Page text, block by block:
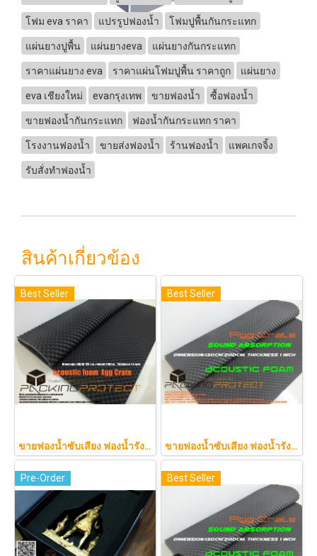
โฟม eva ราคา แปรรูปฟองน้ำ โฟมปูพื้นกันกระแทก
แผ่นยางปูพื้น แผ่นยางeva แผ่นยางกันกระแทก
ราคาแผ่นยาง eva ราคาแผ่นโฟมปูพื้น ราคาถูก แผ่นยาง
eva เชียงใหม่ evaกรุงเทพ ขายฟองน้ำ ซื้อฟองน้ำ
ขายฟองน้ำกันกระแทก ฟองน้ำกันกระแทก ราคา
โรงงานฟองน้ำ ขายส่งฟองน้ำ ร้านฟองน้ำ แพคเกจจิ้ง
รับสั่งทำฟองน้ำ
สินค้าเกี่ยวข้อง
Best Seller
ขายฟองน้ำซับเสียง ฟองน้ำรังไข่ แผ่นซับเสียงห้อง ราคาถูกฟองน้ำรังไข่ แผ่นซับเสียงรังไข่ แผ่นซับเสียงรังไข่ Acoustic foam สีเทาดำขนาดใหญ่ 130*200ซม.หนา1.5นิ้วราคา350บาท(copy)
Best Seller
ขายฟองน้ำซับเสียง ฟองน้ำรังไข่ แผ่นซับเสียงห้อง ราคาถูกฟองน้ำรังไข่ แผ่นซับเสียงรังไข่ แผ่นซับเสียงรังไข่ Acoustic foam สีเ
Pre-Order Best Seller